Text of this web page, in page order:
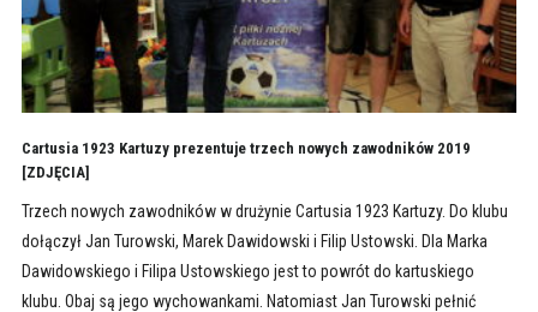
Cartusia 1923 Kartuzy prezentuje trzech nowych zawodników 2019
[ZDJĘCIA]
Trzech nowych zawodników w drużynie Cartusia 1923 Kartuzy. Do klubu
dołączył Jan Turowski, Marek Dawidowski i Filip Ustowski. Dla Marka
Dawidowskiego i Filipa Ustowskiego jest to powrót do kartuskiego
klubu. Obaj są jego wychowankami. Natomiast Jan Turowski pełnić